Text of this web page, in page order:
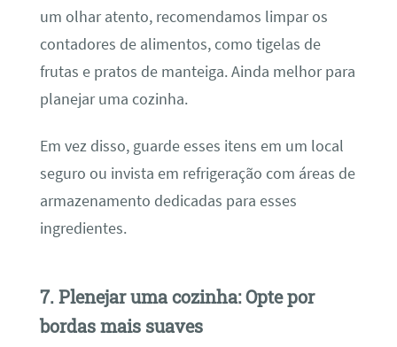
um olhar atento, recomendamos limpar os
contadores de alimentos, como tigelas de
frutas e pratos de manteiga. Ainda melhor para
planejar uma cozinha.
Em vez disso, guarde esses itens em um local
seguro ou invista em refrigeração com áreas de
armazenamento dedicadas para esses
ingredientes.
7. Plenejar uma cozinha: Opte por
bordas mais suaves